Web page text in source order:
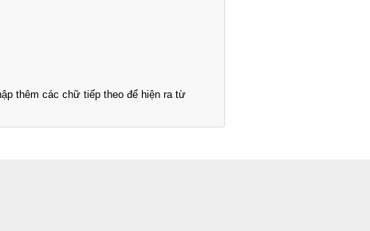
thêm các chữ tiếp theo để hiện ra từ